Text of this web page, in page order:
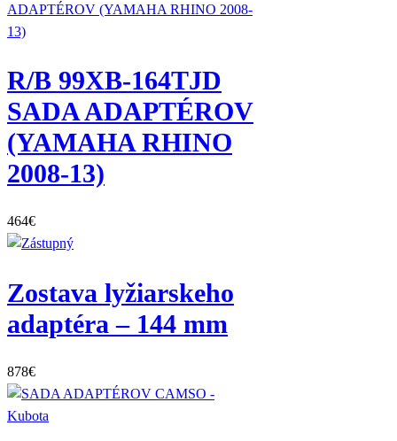
R/B 99XB-164TJD
SADA ADAPTÉROV
(YAMAHA RHINO
2008-13)
464€
Zostava lyžiarskeho
adaptéra – 144 mm
878€